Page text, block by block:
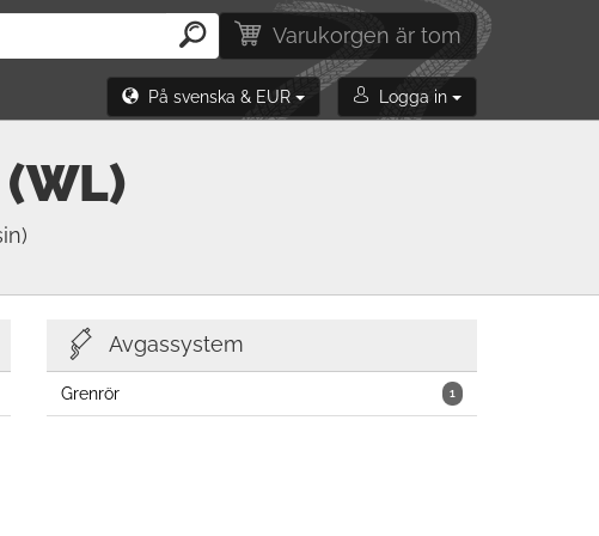
Varukorgen är tom
På svenska & EUR Logga in
Avgassystem
1
Grenrör